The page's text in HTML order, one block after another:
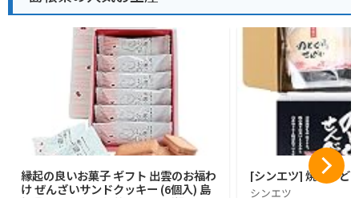
縁起の良いお菓子 ギフト 出雲のお福わ
け ぜんざいサンドクッキー (6個入) 島
[シンエツ] 焼きのど
シンエツ